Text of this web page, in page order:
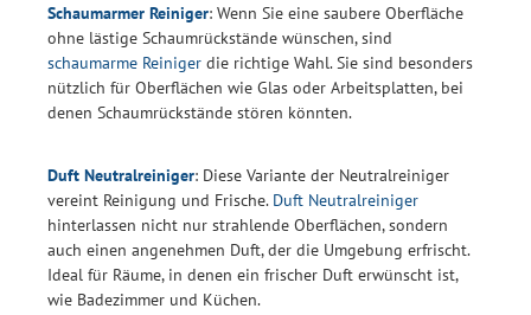
Schaumarmer Reiniger: Wenn Sie eine saubere Oberfläche
ohne lästige Schaumrückstände wünschen, sind
schaumarme Reiniger die richtige Wahl. Sie sind besonders
nützlich für Oberflächen wie Glas oder Arbeitsplatten, bei
denen Schaumrückstände stören könnten.
Duft Neutralreiniger: Diese Variante der Neutralreiniger
vereint Reinigung und Frische. Duft Neutralreiniger
hinterlassen nicht nur strahlende Oberflächen, sondern
auch einen angenehmen Duft, der die Umgebung erfrischt.
Ideal für Räume, in denen ein frischer Duft erwünscht ist,
wie Badezimmer und Küchen.